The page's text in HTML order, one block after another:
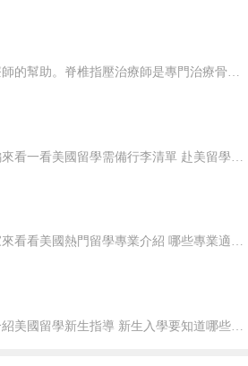
去美國讀書的留學生，一般會選擇什么專業呢？相信大家會很感興趣。接下來就有帶著大家來看看美國熱門留學專業介紹 哪些專業適合中國留學生？一、企業管理企管和工管是不一樣的，前者是后者的一個分支，更加偏向于對企業的管理，專業化的程度會更強一些，這就要求大家精通管理學的知識，保證自己能夠處理大小事務。其中賓大...
去美國的留學生，該做好哪些準備，才能夠快速的適應新生活呢？今天的小編就來為大家介紹美國留學新生指導 新生入學要知道哪些事情？一、聯系工具手機自然就是彼此之間進行聯系的最佳手段，及時傳遞信息，打電話非常方便，還有海量的社交軟件可以使用，大家可以有效的擴展自己的社交面，并且進行即時的交流。Gmail需要...